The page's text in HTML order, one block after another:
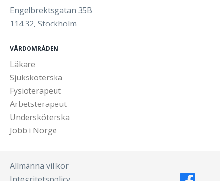
Engelbrektsgatan 35B
114 32, Stockholm
VÅRDOMRÅDEN
Läkare
Sjuksköterska
Fysioterapeut
Arbetsterapeut
Undersköterska
Jobb i Norge
Allmänna villkor
Integritetspolicy